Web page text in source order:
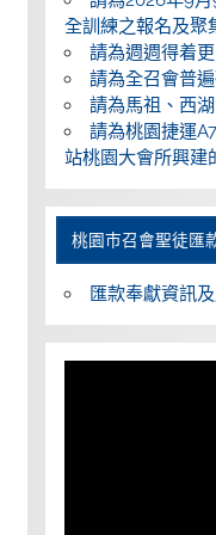
全訓練之報名及聚
請為週週得着
請為全召會普
請為馬祖、西
請為桃園捷運
站桃園大會所興建
桃園巿召會聖徒匯
匯款奉獻資訊